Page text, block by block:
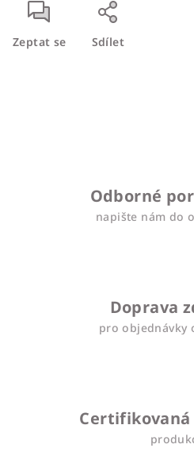
Zeptat se Sdílet
Odborné
napište nám do
Doprava
pro objednávky
Certifikovaná